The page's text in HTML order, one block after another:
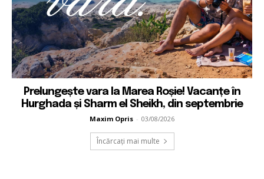
Prelungește vara la Marea Roșie! Vacanțe în
Hurghada și Sharm el Sheikh, din septembrie
Maxim Opris - 03/08/2026
Încărcați mai multe